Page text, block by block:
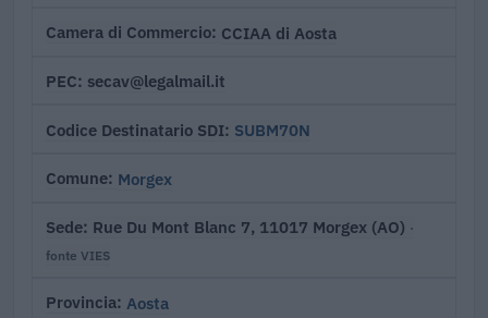
Camera di Commercio CCIAA di Aosta
PEC secav@legalmail.it
Codice Destinatario SDI SUBM70N
Comune Morgex
Sede Rue Du Mont Blanc 7, 11017 Morgex (AO) ·
fonte VIES
Provincia Aosta